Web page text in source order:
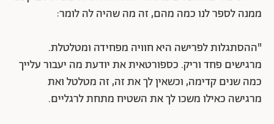
ממנה לספר לנו כמה מהם, זה מה שהיה לה לומר:
"ההסתגלות לפרישה היא חוויה מפחידה ומטלטלת.
מרגישים פחד וריק. כספורטאית את יודעת מה יעבור עלייך
כמה שנים קדימה, וכשאין לך את זה, זה מטלטל ואת
מרגישה כאילו משכו לך את השטיח מתחת לרגליים.